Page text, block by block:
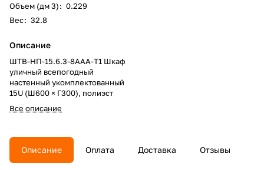
Объем (дм 3): 0.229
Вес: 32.8
Описание
ШТВ-НП-15.6.3-8ААА-Т1 Шкаф
уличный всепогодный
настенный укомплектованный
15U (Ш600 × Г300), полиэст
Все описание
Описание Оплата Доставка Отзывы